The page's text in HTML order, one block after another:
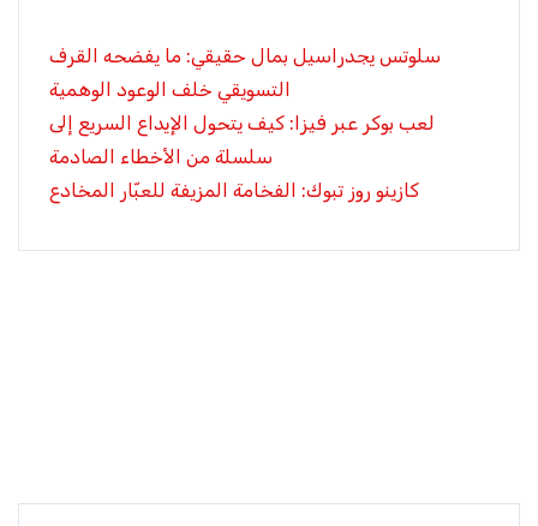
سلوتس يجدراسيل بمال حقيقي: ما يفضحه القرف
التسويقي خلف الوعود الوهمية
لعب بوكر عبر فيزا: كيف يتحول الإيداع السريع إلى
سلسلة من الأخطاء الصادمة
كازينو روز تبوك: الفخامة المزيفة للعبّار المخادع